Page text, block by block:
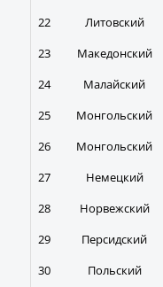
22
Литовский
23
Македонский
24
Малайский
25
Монгольский
26
Монгольский
27
Немецкий
28
Норвежский
29
Персидский
30
Польский